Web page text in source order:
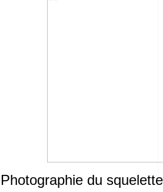
Photographie du